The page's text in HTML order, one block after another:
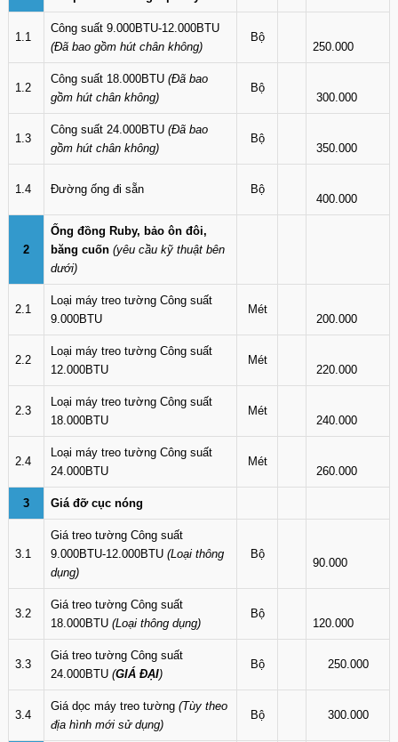
1.1
Công suất 9.000BTU-12.000BTU
(Đã bao gồm hút chân không)
Bộ
250.000
1.2
Công suất 18.000BTU (Đã bao
gồm hút chân không)
Bộ
300.000
1.3
Công suất 24.000BTU (Đã bao
gồm hút chân không)
Bộ
350.000
1.4 Đường ống đi sẵn Bộ
400.000
2
Ống đồng Ruby, bảo ôn đôi,
băng cuốn (yêu cầu kỹ thuật bên
dưới)
2.1
Loại máy treo tường Công suất
9.000BTU
Mét
200.000
2.2
Loại máy treo tường Công suất
12.000BTU
Mét
220.000
2.3
Loại máy treo tường Công suất
18.000BTU
Mét
240.000
2.4
Loại máy treo tường Công suất
24.000BTU
Mét
260.000
3 Giá đỡ cục nóng
3.1
Giá treo tường Công suất
9.000BTU-12.000BTU (Loại thông
dụng)
Bộ
90.000
3.2
Giá treo tường Công suất
18.000BTU (Loại thông dụng)
Bộ
120.000
3.3
Giá treo tường Công suất
24.000BTU (GIÁ ĐẠI)
Bộ 250.000
3.4
Giá dọc máy treo tường (Tùy theo
địa hình mới sử dụng)
Bộ 300.000